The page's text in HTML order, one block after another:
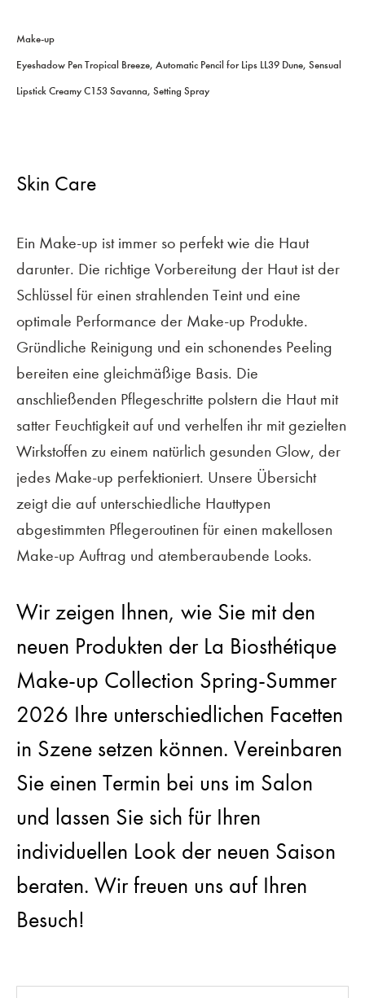
Make-up
Eyeshadow Pen Tropical Breeze, Automatic Pencil for Lips LL39 Dune, Sensual
Lipstick Creamy C153 Savanna, Setting Spray
Skin Care
Ein Make-up ist immer so perfekt wie die Haut
darunter. Die richtige Vorbereitung der Haut ist der
Schlüssel für einen strahlenden Teint und eine
optimale Performance der Make-up Produkte.
Gründliche Reinigung und ein schonendes Peeling
bereiten eine gleichmäßige Basis. Die
anschließenden Pflegeschritte polstern die Haut mit
satter Feuchtigkeit auf und verhelfen ihr mit gezielten
Wirkstoffen zu einem natürlich gesunden Glow, der
jedes Make-up perfektioniert. Unsere Übersicht
zeigt die auf unterschiedliche Hauttypen
abgestimmten Pflegeroutinen für einen makellosen
Make-up Auftrag und atemberaubende Looks.
Wir zeigen Ihnen, wie Sie mit den
neuen Produkten der La Biosthétique
Make-up Collection Spring-Summer
2026 Ihre unterschiedlichen Facetten
in Szene setzen können. Vereinbaren
Sie einen Termin bei uns im Salon
und lassen Sie sich für Ihren
individuellen Look der neuen Saison
beraten. Wir freuen uns auf Ihren
Besuch!